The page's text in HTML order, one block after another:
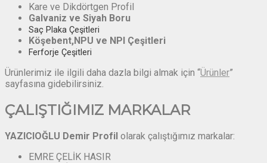
Kare ve Dikdörtgen Profil
Galvaniz ve Siyah Boru
Saç Plaka Çeşitleri
Köşebent,NPU ve NPI Çeşitleri
Ferforje Çeşitleri
Ürünlerimiz ile ilgili daha dazla bilgi almak için “Ürünler”
sayfasına gidebilirsiniz.
ÇALIŞTIĞIMIZ MARKALAR
YAZICIOĞLU Demir Profil olarak çalıştığımız markalar:
EMRE ÇELİK HASIR